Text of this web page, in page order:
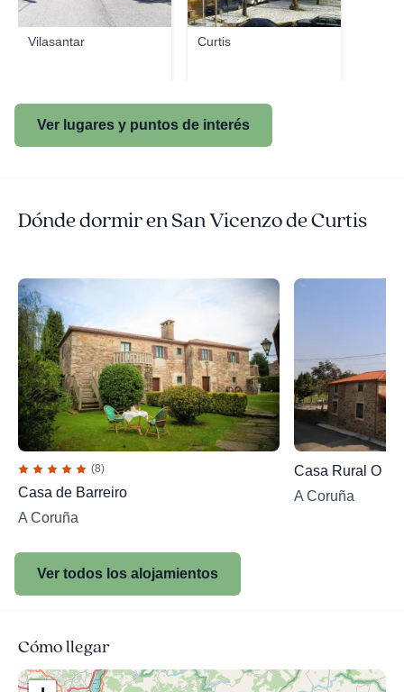
Vilasantar Curtis
Ver lugares y puntos de interés
Dónde dormir en San Vicenzo de Curtis
(8)
Casa de Barreiro
A Coruña
Casa Rural O
A Coruña
Ver todos los alojamientos
Cómo llegar